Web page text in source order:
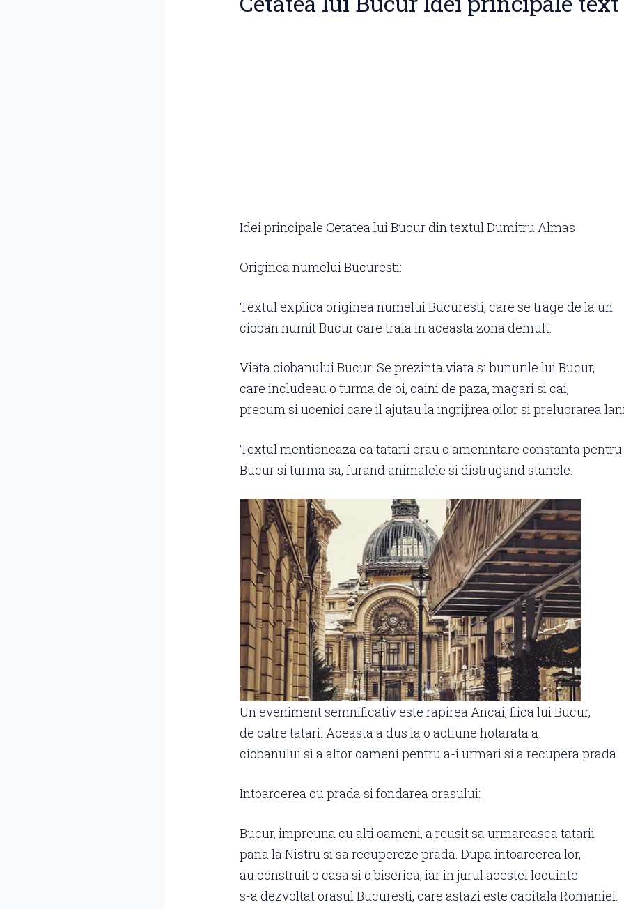
Idei principale Cetatea lui Bucur din textul Dumitru Almas
Originea numelui Bucuresti:
Textul explica originea numelui Bucuresti, care se trage de la un
cioban numit Bucur care traia in aceasta zona demult.
Viata ciobanului Bucur: Se prezinta viata si bunurile lui Bucur,
care includeau o turma de oi, caini de paza, magari si cai,
precum si ucenici care il ajutau la ingrijirea oilor si prelucrarea
Textul mentioneaza ca tatarii erau o amenintare constanta pentru
Bucur si turma sa, furand animalele si distrugand stanele.
Un eveniment semnificativ este rapirea Ancai, fiica lui Bucur,
de catre tatari. Aceasta a dus la o actiune hotarata a
ciobanului si a altor oameni pentru a-i urmari si a recupera prada.
Intoarcerea cu prada si fondarea orasului:
Bucur, impreuna cu alti oameni, a reusit sa urmareasca tatarii
pana la Nistru si sa recupereze prada. Dupa intoarcerea lor,
au construit o casa si o biserica, iar in jurul acestei locuinte
s-a dezvoltat orasul Bucuresti, care astazi este capitala Romaniei.